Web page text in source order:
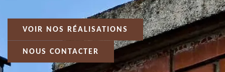
VOIR NOS RÉALISATIONS
NOUS CONTACTER